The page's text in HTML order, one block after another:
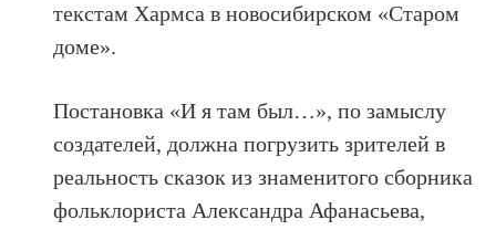
текстам Хармса в новосибирском «Старом
доме».
Постановка «И я там был…», по замыслу
создателей, должна погрузить зрителей в
реальность сказок из знаменитого сборника
фольклориста Александра Афанасьева,